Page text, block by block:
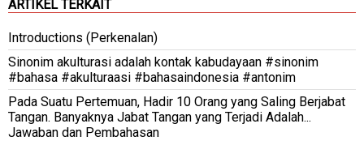
ARTIKEL TERKAIT
Introductions (Perkenalan)
Sinonim akulturasi adalah kontak kabudayaan #sinonim
#bahasa #akulturaasi #bahasaindonesia #antonim
Pada Suatu Pertemuan, Hadir 10 Orang yang Saling Berjabat
Tangan. Banyaknya Jabat Tangan yang Terjadi Adalah...
Jawaban dan Pembahasan